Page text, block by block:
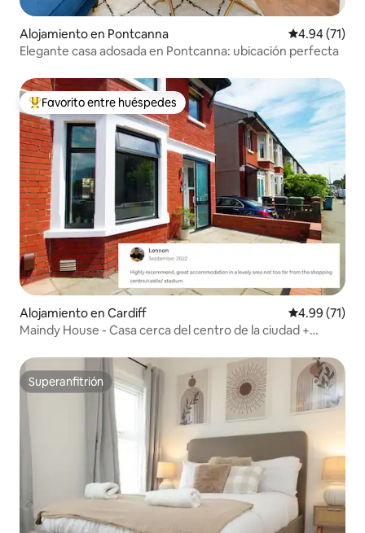
Alojamiento en Pontcanna Calificación
4.94 (71)
Elegante casa adosada en Pontcanna: ubicación perfecta
Favorito entre huéspedes preferido
Favorito entre huéspedes
Alojamiento en Cardiff Calificación
4.99 (71)
Maindy House - Casa cerca del centro de la ciudad +
Superanfitrión
Superanfitrión